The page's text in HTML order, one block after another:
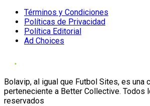
Términos y Condiciones
Políticas de Privacidad
Política Editorial
Ad Choices
Bolavip, al igual que Futbol Sites, es una
perteneciente a Better Collective. Todos
reservados